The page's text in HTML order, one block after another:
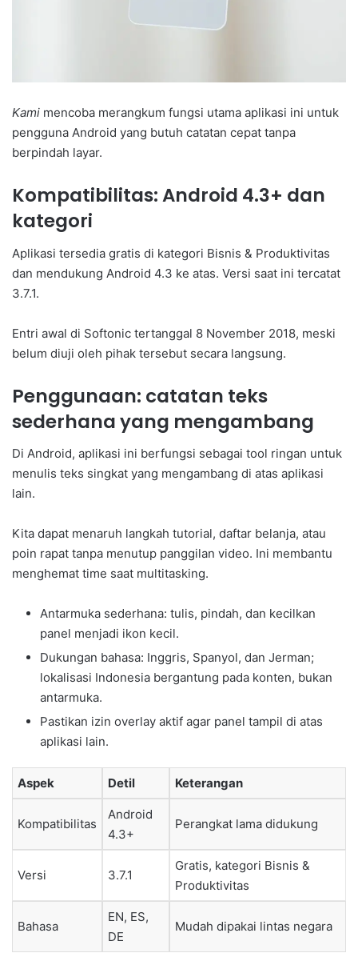
Kami mencoba merangkum fungsi utama aplikasi ini untuk
pengguna Android yang butuh catatan cepat tanpa
berpindah layar.
Kompatibilitas: Android 4.3+ dan
kategori
Aplikasi tersedia gratis di kategori Bisnis & Produktivitas
dan mendukung Android 4.3 ke atas. Versi saat ini tercatat
3.7.1.
Entri awal di Softonic tertanggal 8 November 2018, meski
belum diuji oleh pihak tersebut secara langsung.
Penggunaan: catatan teks
sederhana yang mengambang
Di Android, aplikasi ini berfungsi sebagai tool ringan untuk
menulis teks singkat yang mengambang di atas aplikasi
lain.
Kita dapat menaruh langkah tutorial, daftar belanja, atau
poin rapat tanpa menutup panggilan video. Ini membantu
menghemat time saat multitasking.
Antarmuka sederhana: tulis, pindah, dan kecilkan
panel menjadi ikon kecil.
Dukungan bahasa: Inggris, Spanyol, dan Jerman;
lokalisasi Indonesia bergantung pada konten, bukan
antarmuka.
Pastikan izin overlay aktif agar panel tampil di atas
aplikasi lain.
Aspek Detil Keterangan
Kompatibilitas
Android
4.3+
Perangkat lama didukung
Versi 3.7.1
Gratis, kategori Bisnis &
Produktivitas
Bahasa
EN, ES,
DE
Mudah dipakai lintas negara